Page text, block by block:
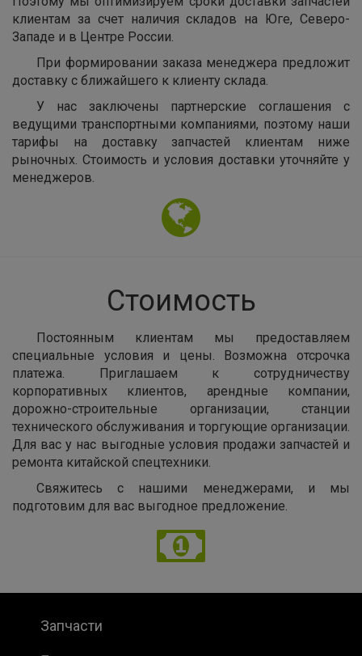
клиентам за счет наличия складов на Юге, Северо-
Западе и в Центре России.
При формировании заказа менеджера предложит
доставку с ближайшего к клиенту склада.
У нас заключены партнерские соглашения с
ведущими транспортными компаниями, поэтому наши
тарифы на доставку запчастей клиентам ниже
рыночных. Стоимость и условия доставки уточняйте у
менеджеров.
Стоимость
Постоянным клиентам мы предоставляем
специальные условия и цены. Возможна отсрочка
платежа. Приглашаем к сотрудничеству
корпоративных клиентов, арендные компании,
дорожно-строительные организации, станции
технического обслуживания и торгующие организации.
Для вас у нас выгодные условия продажи запчастей и
ремонта китайской спецтехники.
Свяжитесь с нашими менеджерами, и мы
подготовим для вас выгодное предложение.
Запчасти